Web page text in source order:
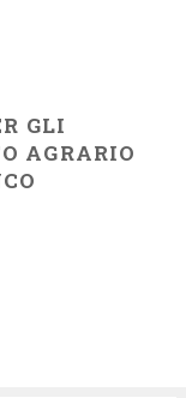
GLI
AGRARIO